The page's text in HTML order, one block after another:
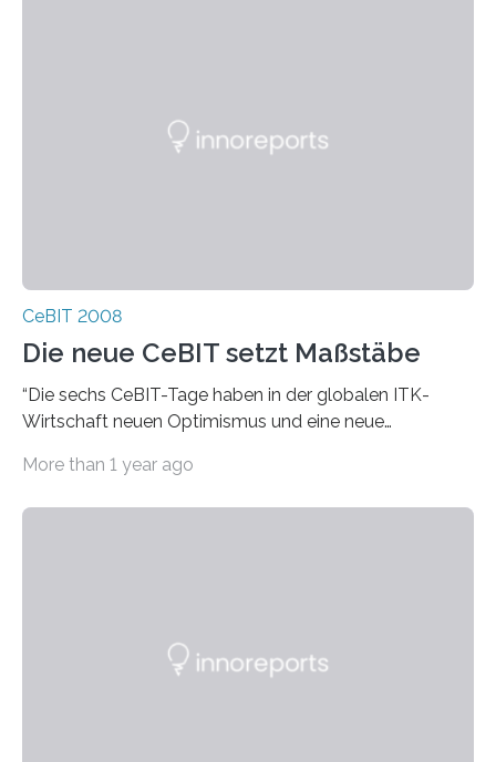
CeBIT 2008
Die neue CeBIT setzt Maßstäbe
“Die sechs CeBIT-Tage haben in der globalen ITK-
Wirtschaft neuen Optimismus und eine neue
der CeBIT 2008…
More than 1 year ago